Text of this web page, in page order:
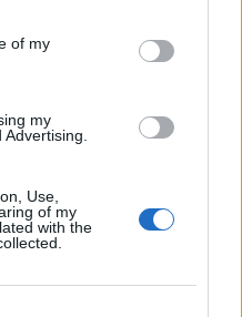
of my
my
Use,
of my
with the
0.75
Fast
Fast
000 kr